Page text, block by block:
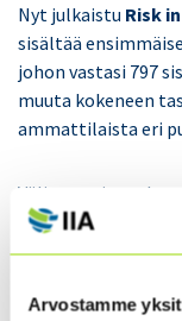
Arvostamme
Nyt julkaistu Risk
sisältää
johon vastasi 797
muuta kokeneen
ammattilaista eri
Väliraportin
säilyvät
Myös digitaalinen
epävarmuus